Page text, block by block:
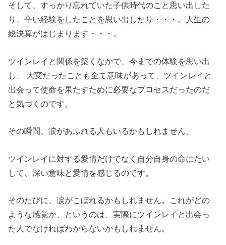
そして、すっかり忘れていた子供時代のこと思い出した
り、辛い経験をしたことを思い出したり・・・。人生の
総決算がはじまります・・・。
ツインレイと関係を築くなかで、今までの体験を思い出
し、 大変だったことも全て意味があって、ツインレイと
出会って使命を果たすために必要なプロセスだったのだ
と気づくのです。
その瞬間、涙があふれる人もいるかもしれません。
ツインレイに対する愛情だけでなく自分自身の命にたい
して、深い意味と愛情を感じるのです。
そのたびに、涙がこぼれるかもしれません。これがどの
ような感覚か、というのは、実際にツインレイと出会っ
た人でなければわからないかもしれません。